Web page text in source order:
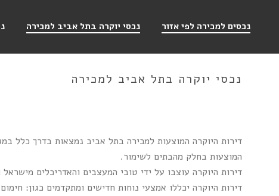
נכסים למכירה לפי אזור נכסי יוקרה בתל אביב למכירה
נכסי יוקרה בתל אביב למכירה
דירות היוקרה המוצעות למכירה בתל אביב נמצאות בדרך כלל
המוצעות בחלק מהבתים לשימור.
דירות היוקרה עוצבו על ידי טובי המעצבים והאדריכלים
דירות היוקרה יכללו אמצעי נוחות חדישים ומתקדמים כגון: